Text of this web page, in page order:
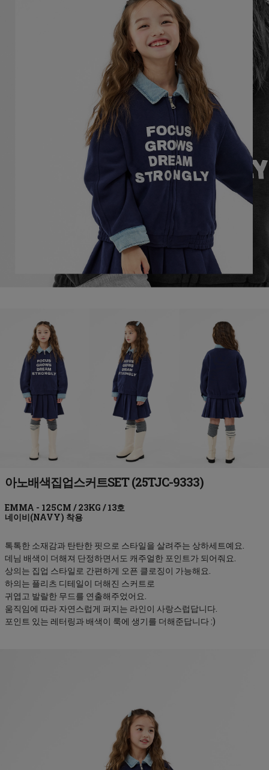
아노배색집업스커트SET (25TJC-9333)
네이비(NAVY)
톡톡한 소재감과 탄탄한 핏으로 스타일을 살려주는 상하세트예요.
데님 배색이 더해져 단정하면서도 캐주얼한 포인트가 되어줘요.
상의는 집업 스타일로 간편하게 오픈 클로징이 가능해요.
하의는 플리츠 디테일이 더해진 스커트로
귀엽고 발랄한 무드를 연출해주었어요.
움직임에 따라 자연스럽게 퍼지는 라인이 사랑스럽답니다.
포인트 있는 레터링과 배색이 룩에 생기를 더해준답니다 :)